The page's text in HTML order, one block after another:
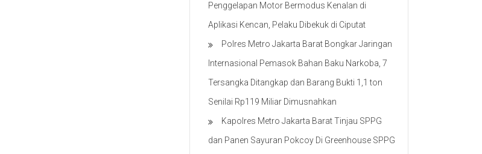
Penggelapan Motor Bermodus Kenalan di
Aplikasi Kencan, Pelaku Dibekuk di Ciputat
Polres Metro Jakarta Barat Bongkar Jaringan
Internasional Pemasok Bahan Baku Narkoba, 7
Tersangka Ditangkap dan Barang Bukti 1,1 ton
Senilai Rp119 Miliar Dimusnahkan
Kapolres Metro Jakarta Barat Tinjau SPPG
dan Panen Sayuran Pokcoy Di Greenhouse SPPG